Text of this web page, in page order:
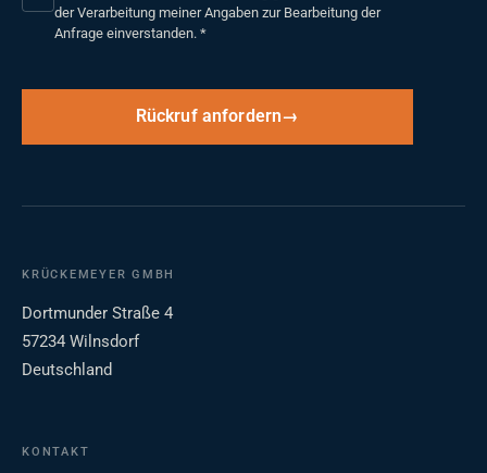
der Verarbeitung meiner Angaben zur Bearbeitung der
Anfrage einverstanden. *
Rückruf anfordern
KRÜCKEMEYER GMBH
Dortmunder Straße 4
57234 Wilnsdorf
Deutschland
KONTAKT